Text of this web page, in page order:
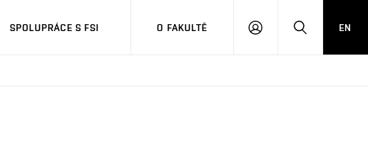
SPOLUPRÁCE S FSI O FAKULTĚ
PŘIHLÁŠENÍHLEDAT
EN